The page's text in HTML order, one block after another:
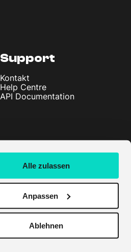
Alle zulassen
Anpassen
Ablehnen
Support
Kontakt
Help Centre
API Documentation